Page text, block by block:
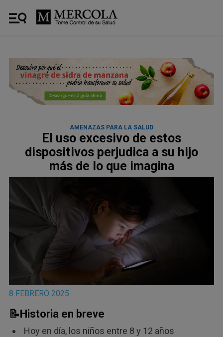
AMENAZAS PARA LA SALUD
El uso excesivo de estos
dispositivos perjudica a su hijo
más de lo que imagina
8 FEBRERO 2025
📝Historia en breve
Hoy en día, los niños entre 8 y 12 años